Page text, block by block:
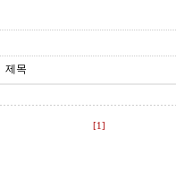
제목
[1]